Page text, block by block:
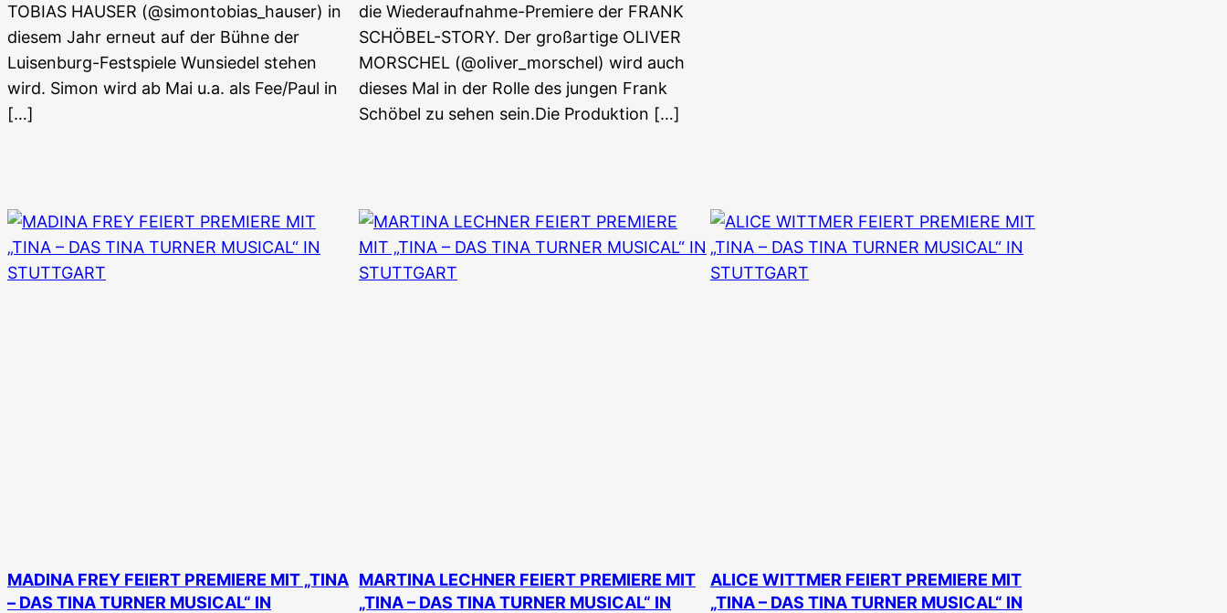
TOBIAS HAUSER (@simontobias_hauser) in
diesem Jahr erneut auf der Bühne der
Luisenburg-Festspiele Wunsiedel stehen
wird. Simon wird ab Mai u.a. als Fee/Paul in
[…]
die Wiederaufnahme-Premiere der FRANK
SCHÖBEL-STORY. Der großartige OLIVER
MORSCHEL (@oliver_morschel) wird auch
dieses Mal in der Rolle des jungen Frank
Schöbel zu sehen sein.Die Produktion […]
MADINA FREY FEIERT PREMIERE MIT „TINA
– DAS TINA TURNER MUSICAL“ IN
MARTINA LECHNER FEIERT PREMIERE MIT
„TINA – DAS TINA TURNER MUSICAL“ IN
ALICE WITTMER FEIERT PREMIERE MIT
„TINA – DAS TINA TURNER MUSICAL“ IN